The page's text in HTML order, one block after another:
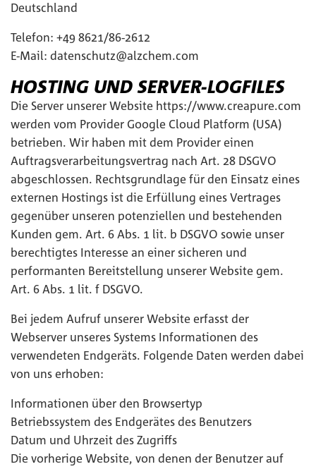
Deutschland
Telefon: +49 8621/86-2612
E-Mail: datenschutz@alzchem.com
HOSTING UND SERVER-LOGFILES
Die Server unserer Website https://www.creapure.com
werden vom Provider Google Cloud Platform (USA)
betrieben. Wir haben mit dem Provider einen
Auftragsverarbeitungsvertrag nach Art. 28 DSGVO
abgeschlossen. Rechtsgrundlage für den Einsatz eines
externen Hostings ist die Erfüllung eines Vertrages
gegenüber unseren potenziellen und bestehenden
Kunden gem. Art. 6 Abs. 1 lit. b DSGVO sowie unser
berechtigtes Interesse an einer sicheren und
performanten Bereitstellung unserer Website gem.
Art. 6 Abs. 1 lit. f DSGVO.
Bei jedem Aufruf unserer Website erfasst der
Webserver unseres Systems Informationen des
verwendeten Endgeräts. Folgende Daten werden dabei
von uns erhoben:
Informationen über den Browsertyp
Betriebssystem des Endgerätes des Benutzers
Datum und Uhrzeit des Zugriffs
Die vorherige Website, von denen der Benutzer auf